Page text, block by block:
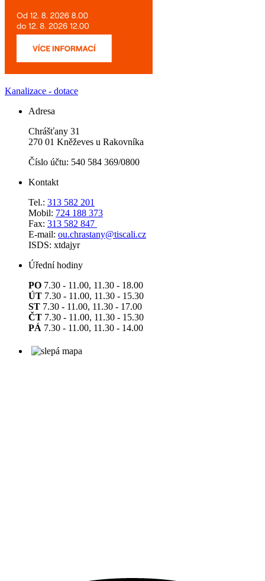
Kanalizace - dotace
Adresa
Chrášťany 31
270 01 Kněževes u Rakovníka
Číslo účtu: 540 584 369/0800
Kontakt
Tel.: 313 582 201
Mobil: 724 188 373
Fax: 313 582 847
E-mail: ou.chrastany@tiscali.cz
ISDS: xtdajyr
Úřední hodiny
PO 7.30 - 11.00, 11.30 - 18.00
ÚT 7.30 - 11.00, 11.30 - 15.30
ST 7.30 - 11.00, 11.30 - 17.00
ČT 7.30 - 11.00, 11.30 - 15.30
PÁ 7.30 - 11.00, 11.30 - 14.00